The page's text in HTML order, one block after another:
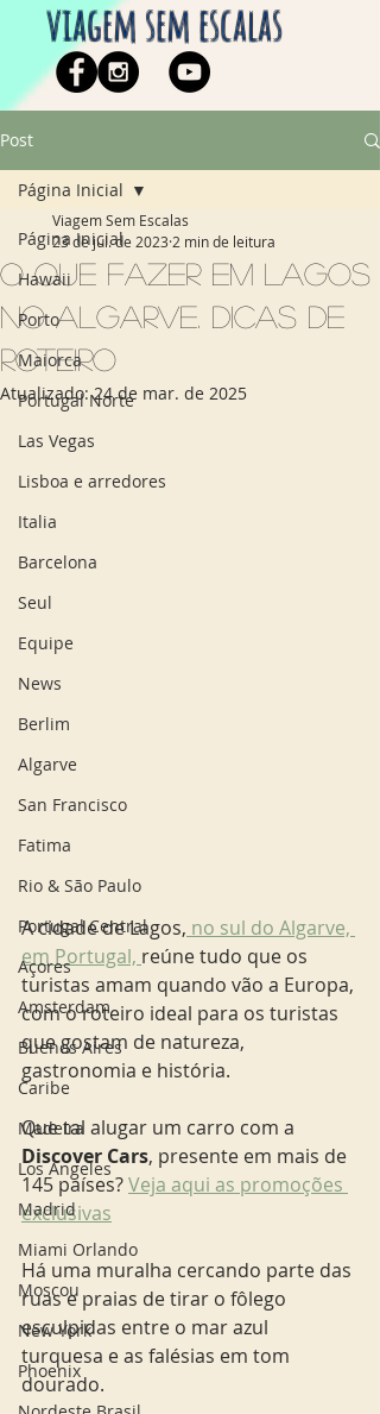
viagem sem escalas
Post
Página Inicial
Hawaii
Porto
Maiorca
Portugal Norte
Las Vegas
Lisboa e arredores
Italia
Barcelona
Seul
Equipe
News
Berlim
Algarve
San Francisco
Fatima
Rio & São Paulo
Portugal Central
Açores
Amsterdam
Buenos Aires
Caribe
Madeira
Los Angeles
Madrid
Miami Orlando
Moscou
New York
Phoenix
Página Inicial
O que fazer em Lagos
no Algarve. Dicas de
roteiro
Viagem Sem Escalas
23 de jul. de 2023 2 min de leitura
Atualizado:24 de mar. de 2025
A cidade de Lagos, no sul do Algarve,
em Portugal, reúne tudo que os
turistas amam quando vão a Europa,
com o roteiro ideal para os turistas
que gostam de natureza,
gastronomia e história.
Que tal alugar um carro com a
Discover Cars, presente em mais de
145 países? Veja aqui as promoções
exclusivas
Há uma muralha cercando parte das
ruas e praias de tirar o fôlego
esculpidas entre o mar azul
turquesa e as falésias em tom
dourado.